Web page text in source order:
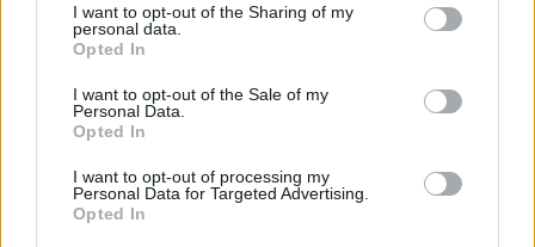
I want to opt-out of the Sharing of my
personal data.
Opted In
I want to opt-out of the Sale of my
Personal Data.
Opted In
I want to opt-out of processing my
Personal Data for Targeted Advertising.
Opted In
tartozik, melynek olvasása előfizetéses
regisztrációhoz kötött.
Az előfizetés a következőket tartalmazza:
Portfolio.hu teljes cikkarchívum
kötéslistái